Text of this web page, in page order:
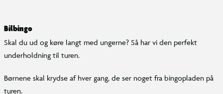
Bilbingo
Skal du ud og køre langt med ungerne? Så har vi den perfekt
underholdning til turen.
Børnene skal krydse af hver gang, de ser noget fra bingopladen på
turen.